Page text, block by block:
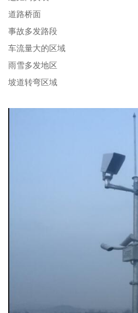
道路桥面
事故多发路段
车流量大的区域
雨雪多发地区
坡道转弯区域